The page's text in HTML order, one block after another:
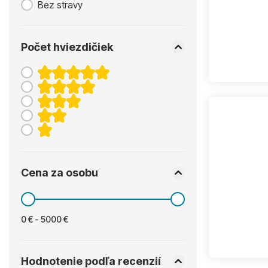
Bez stravy
Počet hviezdičiek
Cena za osobu
0 € - 5000 €
Hodnotenie podľa recenzií